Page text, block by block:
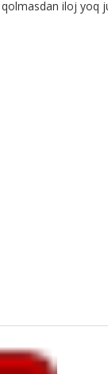
iloj yoq